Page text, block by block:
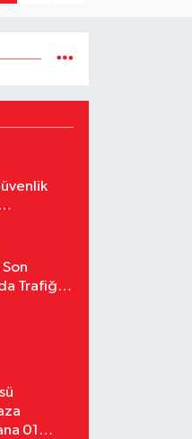
Trafiğe
01